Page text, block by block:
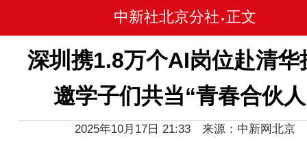
中新社北京分社 • 正文
深圳携1.8万个AI岗位赴清华
邀学子们共当“青春合伙
2025年10月17日 21:33 来源：中新网北京